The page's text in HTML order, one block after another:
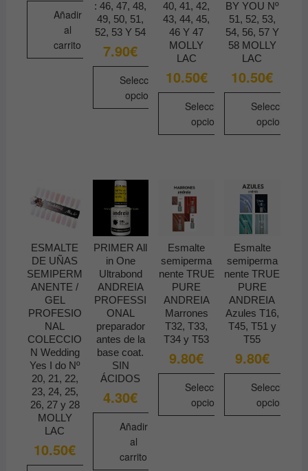
Añadir
al
carrito
: 46, 47, 48,
49, 50, 51,
52, 53 Y 54
7.90€
Seleccionar
opciones
producto
variantes.
Las
opciones
se
pueden
elegir
en
la
página
de
producto
40, 41, 42,
43, 44, 45,
46 Y 47
MOLLY
LAC
10.50€
Seleccionar
opciones
múltiples
variantes.
Las
opciones
se
pueden
elegir
en
la
página
de
producto
BY YOU Nº
51, 52, 53,
54, 56, 57 Y
58 MOLLY
LAC
10.50€
Seleccionar
opciones
múltiples
variantes.
Las
opciones
se
pueden
elegir
en
la
página
de
producto
ESMALTE
DE UÑAS
SEMIPERM
ANENTE /
GEL
PROFESIO
NAL
COLECCIO
N Wedding
Yes I do Nº
20, 21, 22,
23, 24, 25,
26, 27 y 28
MOLLY
LAC
10.50€
PRIMER All
in One
Ultrabond
ANDREIA
PROFESSI
ONAL
preparador
antes de la
base coat.
SIN
ÁCIDOS
4.30€
Añadir
al
carrito
Esmalte
semiperma
nente TRUE
PURE
ANDREIA
Marrones
T32, T33,
T34 y T53
9.80€
Seleccionar
opciones
Esmalte
semiperma
nente TRUE
PURE
ANDREIA
Azules T16,
T45, T51 y
T55
9.80€
Seleccionar
opciones